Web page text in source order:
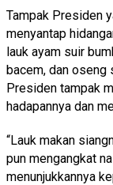
Tampak Presiden
menyantap
lauk ayam suir
bacem, dan oseng
Presiden tampak
hadapannya dan
“Lauk makan
pun mengangkat
menunjukkannya